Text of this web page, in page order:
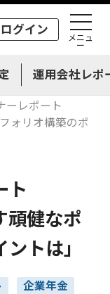
ログイン
メニュ
ー
運用会社レポ
ーレポート
ォリオ構築のポ
ート
頑健なポ
トは」
企業年金